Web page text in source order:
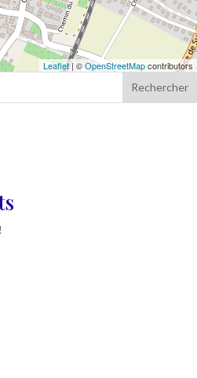
Leaflet| ©OpenStreetMapcontributors
Rechercher